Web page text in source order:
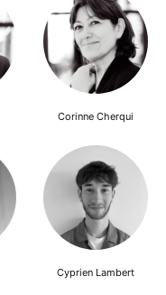
Corinne Cherqui
Cyprien Lambert